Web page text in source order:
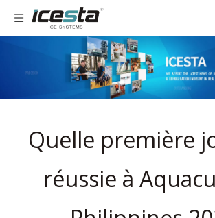
Quelle première
réussie à